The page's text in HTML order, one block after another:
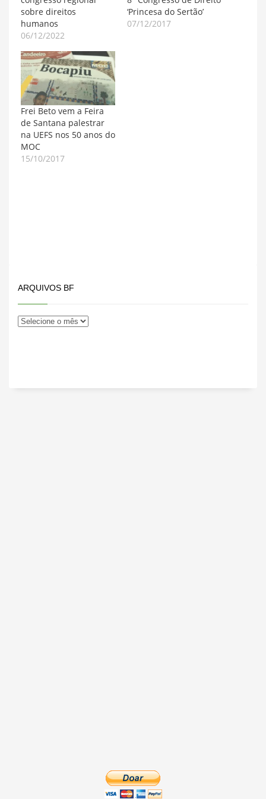
sobre direitos
humanos
06/12/2022
‘Princesa do Sertão’
07/12/2017
Frei Beto vem a Feira
de Santana palestrar
na UEFS nos 50 anos do
MOC
15/10/2017
ARQUIVOS BF